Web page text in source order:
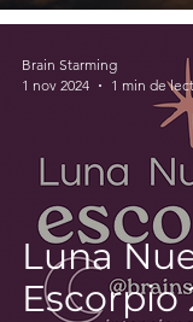
Luna
Escorpio
Brain Starming
1 nov 2024
1 min de